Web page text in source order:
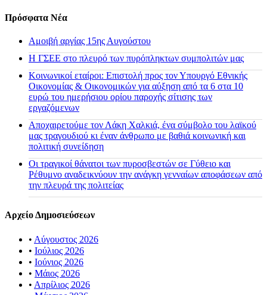
Πρόσφατα Νέα
Αμοιβή αργίας 15ης Αυγούστου
H ΓΣΕΕ στο πλευρό των πυρόπληκτων συμπολιτών μας
Κοινωνικοί εταίροι: Επιστολή προς τον Υπουργό Εθνικής
Οικονομίας & Οικονομικών για αύξηση από τα 6 στα 10
ευρώ του ημερήσιου ορίου παροχής σίτισης των
εργαζόμενων
Αποχαιρετούμε τον Λάκη Χαλκιά, ένα σύμβολο του λαϊκού
μας τραγουδιού κι έναν άνθρωπο με βαθιά κοινωνική και
πολιτική συνείδηση
Οι τραγικοί θάνατοι των πυροσβεστών σε Γύθειο και
Ρέθυμνο αναδεικνύουν την ανάγκη γενναίων αποφάσεων από
την πλευρά της πολιτείας
Αρχείο Δημοσιεύσεων
• Αύγουστος 2026
• Ιούλιος 2026
• Ιούνιος 2026
• Μάιος 2026
• Απρίλιος 2026